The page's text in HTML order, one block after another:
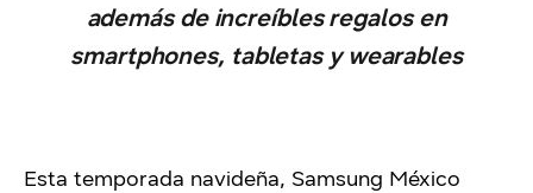
además de increíbles regalos en
smartphones, tabletas y wearables
Esta temporada navideña, Samsung México